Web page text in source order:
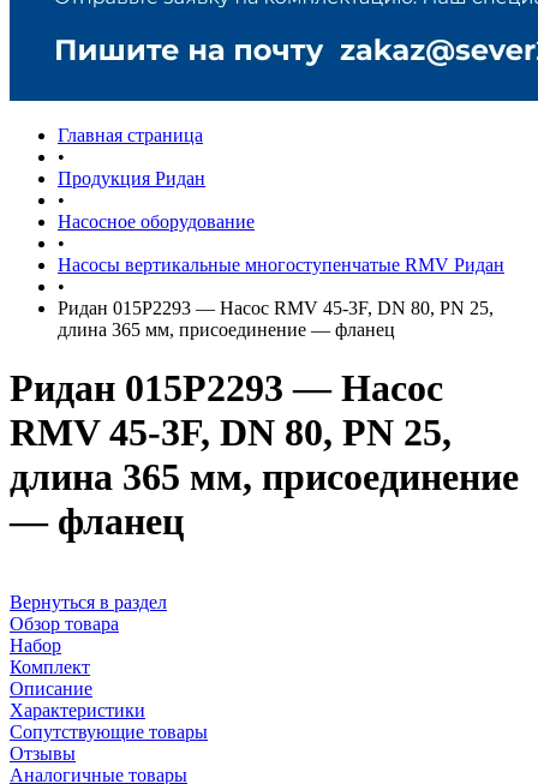
Главная страница
•
Продукция Ридан
•
Насосное оборудование
•
Насосы вертикальные многоступенчатые RMV Ридан
•
Ридан 015P2293 — Насос RMV 45-3F, DN 80, PN 25,
длина 365 мм, присоединение — фланец
Ридан 015P2293 — Насос
RMV 45-3F, DN 80, PN 25,
длина 365 мм, присоединение
— фланец
Вернуться в раздел
Обзор товара
Набор
Комплект
Описание
Характеристики
Сопутствующие товары
Отзывы
Аналогичные товары